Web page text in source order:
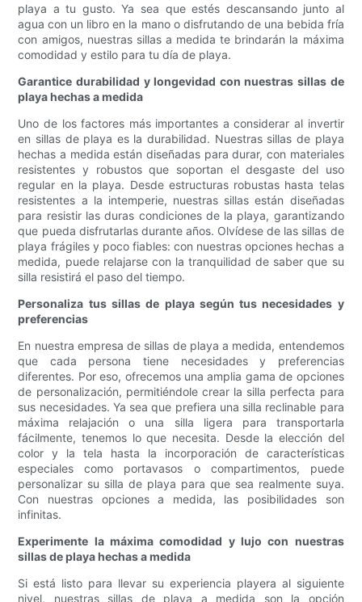
playa a tu gusto. Ya sea que estés descansando junto al
agua con un libro en la mano o disfrutando de una bebida fría
con amigos, nuestras sillas a medida te brindarán la máxima
comodidad y estilo para tu día de playa.
Garantice durabilidad y longevidad con nuestras sillas de
playa hechas a medida
Uno de los factores más importantes a considerar al invertir
en sillas de playa es la durabilidad. Nuestras sillas de playa
hechas a medida están diseñadas para durar, con materiales
resistentes y robustos que soportan el desgaste del uso
regular en la playa. Desde estructuras robustas hasta telas
resistentes a la intemperie, nuestras sillas están diseñadas
para resistir las duras condiciones de la playa, garantizando
que pueda disfrutarlas durante años. Olvídese de las sillas de
playa frágiles y poco fiables: con nuestras opciones hechas a
medida, puede relajarse con la tranquilidad de saber que su
silla resistirá el paso del tiempo.
Personaliza tus sillas de playa según tus necesidades y
preferencias
En nuestra empresa de sillas de playa a medida, entendemos
que cada persona tiene necesidades y preferencias
diferentes. Por eso, ofrecemos una amplia gama de opciones
de personalización, permitiéndole crear la silla perfecta para
sus necesidades. Ya sea que prefiera una silla reclinable para
máxima relajación o una silla ligera para transportarla
fácilmente, tenemos lo que necesita. Desde la elección del
color y la tela hasta la incorporación de características
especiales como portavasos o compartimentos, puede
personalizar su silla de playa para que sea realmente suya.
Con nuestras opciones a medida, las posibilidades son
infinitas.
Experimente la máxima comodidad y lujo con nuestras
sillas de playa hechas a medida
Si está listo para llevar su experiencia playera al siguiente
nivel, nuestras sillas de playa a medida son la opción